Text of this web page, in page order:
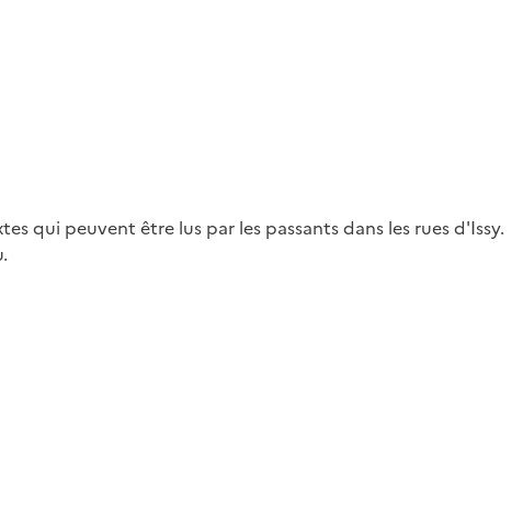
qui peuvent être lus par les passants dans les rues d'Issy.